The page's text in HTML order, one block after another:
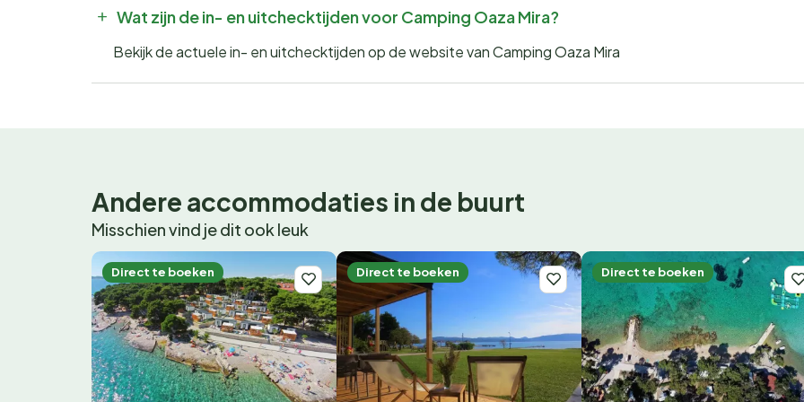
Wat zijn de in- en uitchecktijden voor Camping Oaza Mira?
Bekijk de actuele in- en uitchecktijden op de website van Camping Oaza Mira
Andere accommodaties in de buurt
Misschien vind je dit ook leuk
Direct te boeken Direct te boeken Direct te boeken